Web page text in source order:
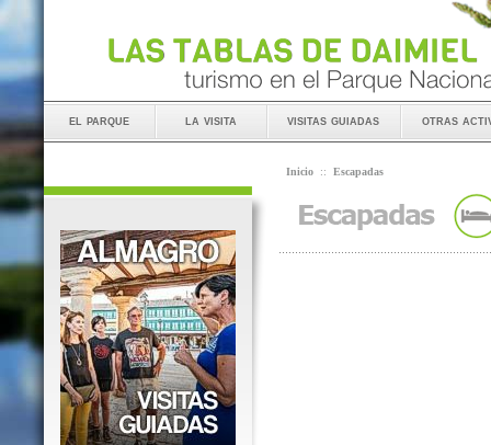
el parque la visita visitas guiadas otras
Inicio :: Escapadas